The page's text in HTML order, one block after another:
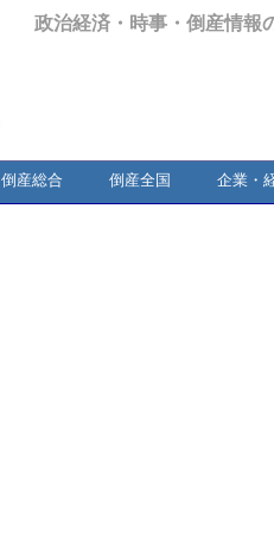
政治経済・時事・倒産情報
倒産総合 倒産全国 企業・